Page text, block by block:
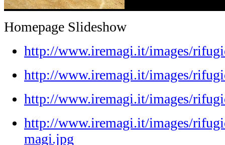
Homepage Slideshow
http://www.iremagi.it/images/
http://www.iremagi.it/images/
http://www.iremagi.it/images/
http://www.iremagi.it/images/
magi.jpg